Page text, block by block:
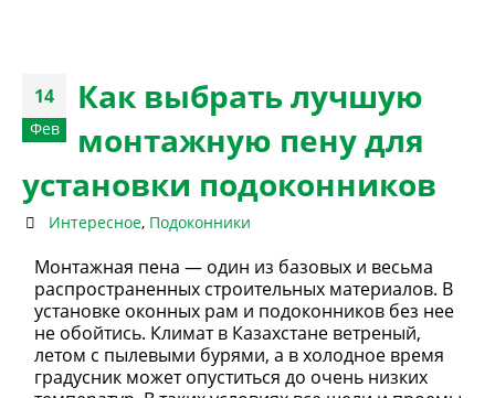
14
Фев
Как выбрать лучшую
монтажную пену для
установки подоконников
Интересное, Подоконники
Монтажная пена — один из базовых и весьма
распространенных строительных материалов. В
установке оконных рам и подоконников без нее
не обойтись. Климат в Казахстане ветреный,
летом с пылевыми бурями, а в холодное время
градусник может опуститься до очень низких